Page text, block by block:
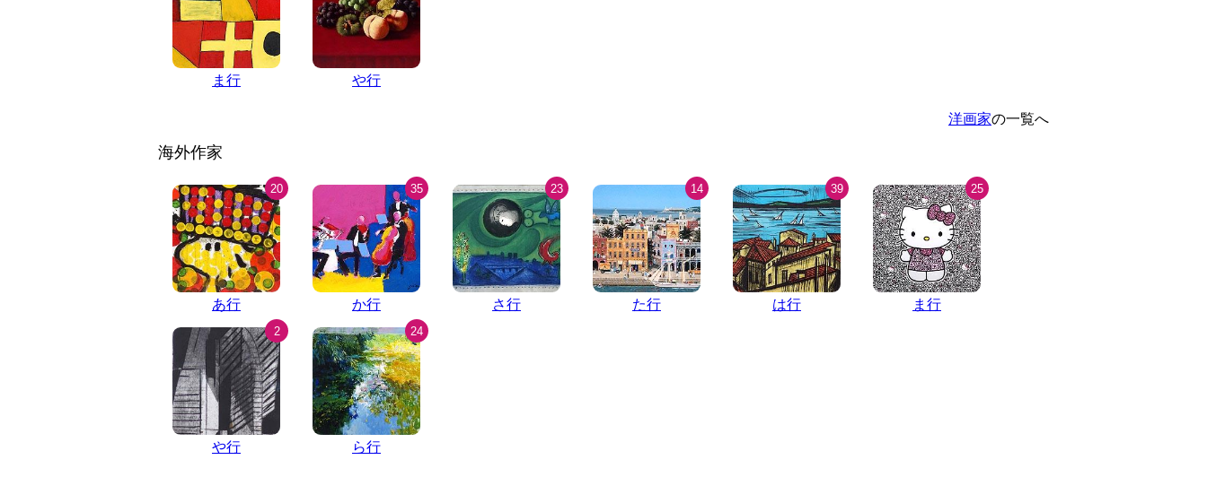
ま行 や行
洋画家の一覧へ
海外作家
20
あ行
35
か行
23
さ行
14
た行
39
は行
25
ま行
2
や行
24
ら行